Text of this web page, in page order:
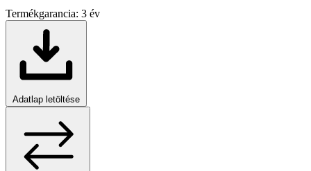
Termékgarancia: 3 év
Adatlap letöltése